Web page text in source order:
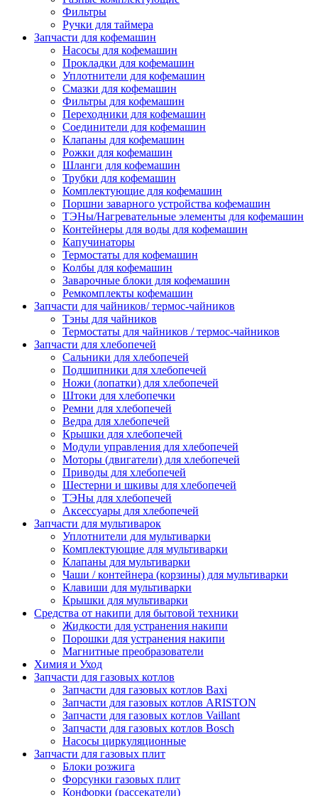
Фильтры
Ручки для таймера
Запчасти для кофемашин
Насосы для кофемашин
Прокладки для кофемашин
Уплотнители для кофемашин
Смазки для кофемашин
Фильтры для кофемашин
Переходники для кофемашин
Соединители для кофемашин
Клапаны для кофемашин
Рожки для кофемашин
Шланги для кофемашин
Трубки для кофемашин
Комплектующие для кофемашин
Поршни заварного устройства кофемашин
ТЭНы/Нагревательные элементы для кофемашин
Контейнеры для воды для кофемашин
Капучинаторы
Термостаты для кофемашин
Колбы для кофемашин
Заварочные блоки для кофемашин
Ремкомплекты кофемашин
Запчасти для чайников/ термос-чайников
Тэны для чайников
Термостаты для чайников / термос-чайников
Запчасти для хлебопечей
Сальники для хлебопечей
Подшипники для хлебопечей
Ножи (лопатки) для хлебопечей
Штоки для хлебопечки
Ремни для хлебопечей
Ведра для хлебопечей
Крышки для хлебопечей
Модули управления для хлебопечей
Моторы (двигатели) для хлебопечей
Приводы для хлебопечей
Шестерни и шкивы для хлебопечей
ТЭНы для хлебопечей
Аксессуары для хлебопечей
Запчасти для мультиварок
Уплотнители для мультиварки
Комплектующие для мультиварки
Клапаны для мультиварки
Чаши / контейнера (корзины) для мультиварки
Клавиши для мультиварки
Крышки для мультиварки
Средства от накипи для бытовой техники
Жидкости для устранения накипи
Порошки для устранения накипи
Магнитные преобразователи
Химия и Уход
Запчасти для газовых котлов
Запчасти для газовых котлов Baxi
Запчасти для газовых котлов ARISTON
Запчасти для газовых котлов Vaillant
Запчасти для газовых котлов Bosch
Насосы циркуляционные
Запчасти для газовых плит
Блоки розжига
Форсунки газовых плит
Конфорки (рассекатели)